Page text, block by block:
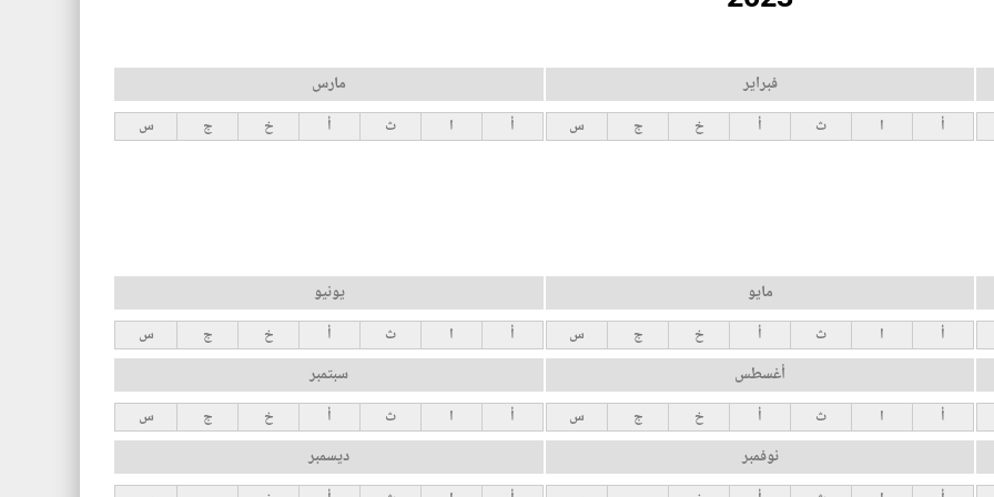
فبراير
أ ا ث أ خ ج س
مارس
أ ا ث أ خ ج س
مايو
أ ا ث أ خ ج س
يونيو
أ ا ث أ خ ج س
أغسطس
أ ا ث أ خ ج س
سبتمبر
أ ا ث أ خ ج س
نوفمبر ديسمبر